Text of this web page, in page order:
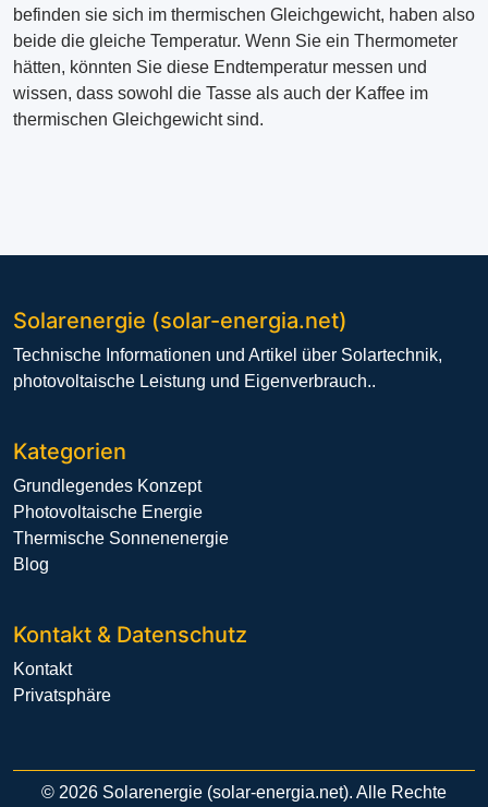
befinden sie sich im thermischen Gleichgewicht, haben also
beide die gleiche Temperatur. Wenn Sie ein Thermometer
hätten, könnten Sie diese Endtemperatur messen und
wissen, dass sowohl die Tasse als auch der Kaffee im
thermischen Gleichgewicht sind.
Solarenergie (solar-energia.net)
Technische Informationen und Artikel über Solartechnik,
photovoltaische Leistung und Eigenverbrauch..
Kategorien
Grundlegendes Konzept
Photovoltaische Energie
Thermische Sonnenenergie
Blog
Kontakt & Datenschutz
Kontakt
Privatsphäre
© 2026 Solarenergie (solar-energia.net). Alle Rechte